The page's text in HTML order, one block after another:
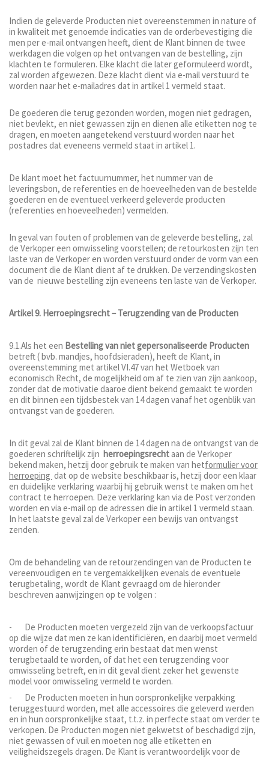
Indien de geleverde Producten niet overeenstemmen in nature of
in kwaliteit met genoemde indicaties van de orderbevestiging die
men per e-mail ontvangen heeft, dient de Klant binnen de twee
werkdagen die volgen op het ontvangen van de bestelling, zijn
klachten te formuleren. Elke klacht die later geformuleerd wordt,
zal worden afgewezen. Deze klacht dient via e-mail verstuurd te
worden naar het e-mailadres dat in artikel 1 vermeld staat.
De goederen die terug gezonden worden, mogen niet gedragen,
niet bevlekt, en niet gewassen zijn en dienen alle etiketten nog te
dragen, en moeten aangetekend verstuurd worden naar het
postadres dat eveneens vermeld staat in artikel 1.
De klant moet het factuurnummer, het nummer van de
leveringsbon, de referenties en de hoeveelheden van de bestelde
goederen en de eventueel verkeerd geleverde producten
(referenties en hoeveelheden) vermelden.
In geval van fouten of problemen van de geleverde bestelling, zal
de Verkoper een omwisseling voorstellen; de retourkosten zijn ten
laste van de Verkoper en worden verstuurd onder de vorm van een
document die de Klant dient af te drukken. De verzendingskosten
van de nieuwe bestelling zijn eveneens ten laste van de Verkoper.
Artikel 9. Herroepingsrecht – Terugzending van de Producten
9.1.Als het een Bestelling van niet gepersonaliseerde Producten
betreft ( bvb. mandjes, hoofdsieraden), heeft de Klant, in
overeenstemming met artikel VI.47 van het Wetboek van
economisch Recht, de mogelijkheid om af te zien van zijn aankoop,
zonder dat de motivatie daaroe dient bekend gemaakt te worden
en dit binnen een tijdsbestek van 14 dagen vanaf het ogenblik van
ontvangst van de goederen.
In dit geval zal de Klant binnen de 14 dagen na de ontvangst van de
goederen schriftelijk zijn herroepingsrecht aan de Verkoper
bekend maken, hetzij door gebruik te maken van hetformulier voor
herroeping dat op de website beschikbaar is, hetzij door een klaar
en duidelijke verklaring waarbij hij gebruik wenst te maken om het
contract te herroepen. Deze verklaring kan via de Post verzonden
worden en via e-mail op de adressen die in artikel 1 vermeld staan.
In het laatste geval zal de Verkoper een bewijs van ontvangst
zenden.
Om de behandeling van de retourzendingen van de Producten te
vereenvoudigen en te vergemakkelijken evenals de eventuele
terugbetaling, wordt de Klant gevraagd om de hieronder
beschreven aanwijzingen op te volgen :
- De Producten moeten vergezeld zijn van de verkoopsfactuur
op die wijze dat men ze kan identificiëren, en daarbij moet vermeld
worden of de terugzending erin bestaat dat men wenst
terugbetaald te worden, of dat het een terugzending voor
omwisseling betreft, en in dit geval dient zeker het gewenste
model voor omwisseling vermeld te worden.
- De Producten moeten in hun oorspronkelijke verpakking
teruggestuurd worden, met alle accessoires die geleverd werden
en in hun oorspronkelijke staat, t.t.z. in perfecte staat om verder te
verkopen. De Producten mogen niet gekwetst of beschadigd zijn,
niet gewassen of vuil en moeten nog alle etiketten en
veiligheidszegels dragen. De Klant is verantwoordelijk voor de